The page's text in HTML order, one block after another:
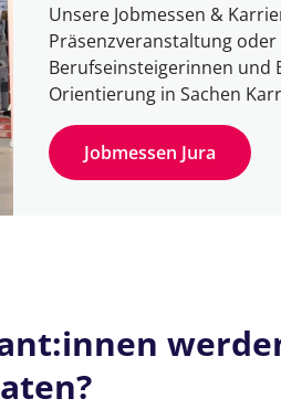
Unsere Jobmessen &
Präsenzveranstaltung
Berufseinsteigerinnen und
Orientierung in Sachen
Jobmessen Jura